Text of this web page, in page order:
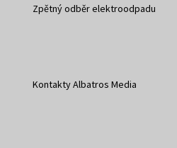
Zpětný odběr elektroodpadu
Kontakty Albatros Media